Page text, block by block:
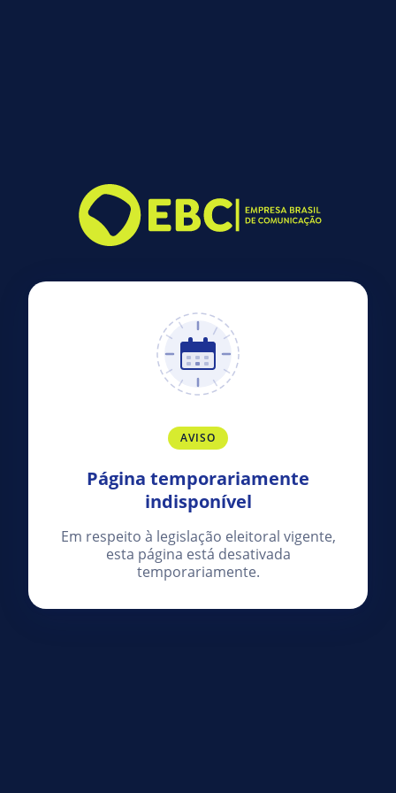
AVISO
Página temporariamente
indisponível
Em respeito à legislação eleitoral vigente,
esta página está desativada
temporariamente.